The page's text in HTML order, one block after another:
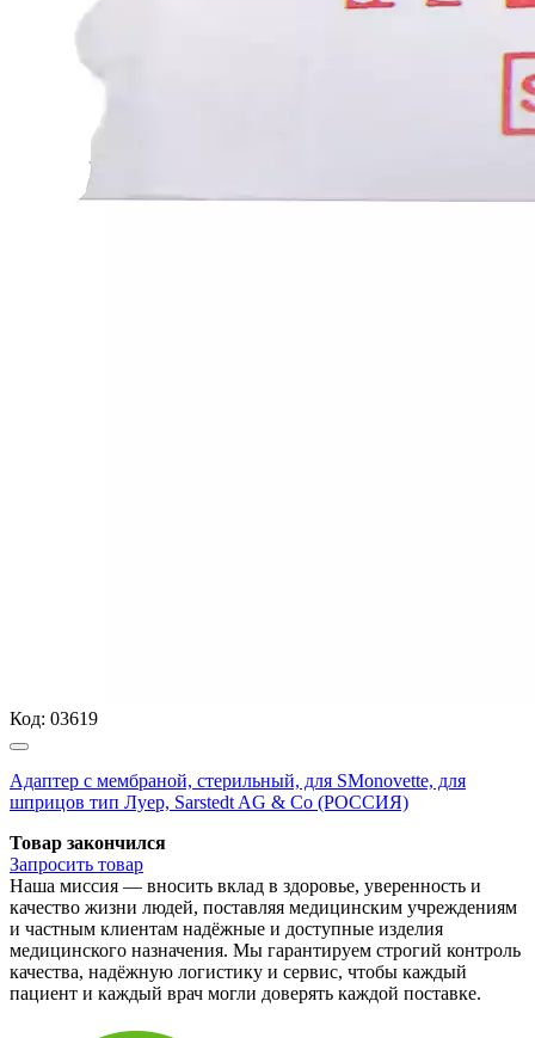
Код: 03619
Адаптер с мембраной, стерильный, для SMonovette, для
шприцов тип Луер, Sarstedt AG & Co (РОССИЯ)
Товар закончился
Запросить товар
Наша миссия — вносить вклад в здоровье, уверенность и
качество жизни людей, поставляя медицинским учреждениям
и частным клиентам надёжные и доступные изделия
медицинского назначения. Мы гарантируем строгий контроль
качества, надёжную логистику и сервис, чтобы каждый
пациент и каждый врач могли доверять каждой поставке.